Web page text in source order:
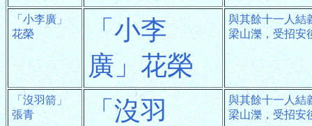
「小李廣」
花榮
「小李
廣」花榮
與其餘十一人結
梁山濼，受招安
「沒羽箭」
張青
「沒羽
與其餘十一人結
梁山濼，受招安